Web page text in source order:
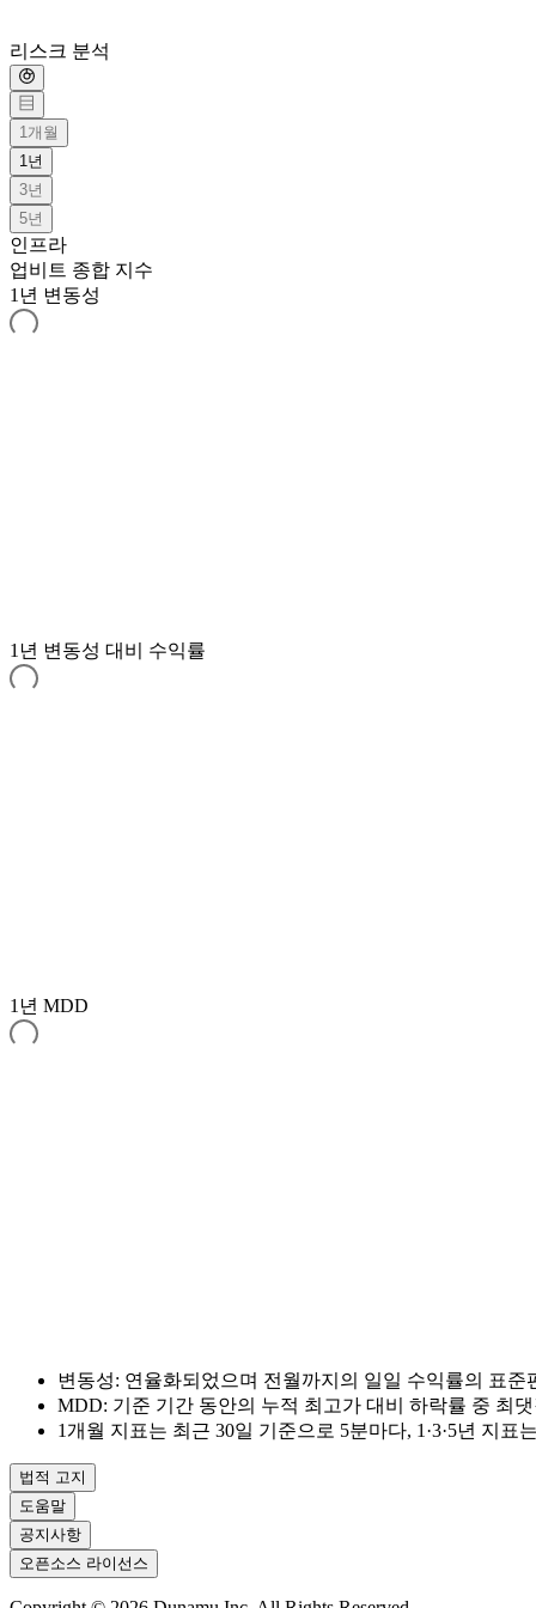
리스크 분석
1개월
1년
3년
5년
인프라
업비트 종합 지수
1년 변동성
1년 변동성 대비 수익률
1년 MDD
변동성: 연율화되었으며 전월까지의 일일 수익률의 표
MDD: 기준 기간 동안의 누적 최고가 대비 하락률 중 최
1개월 지표는 최근 30일 기준으로 5분마다, 1·3·5년 지
법적 고지
도움말
공지사항
오픈소스 라이선스